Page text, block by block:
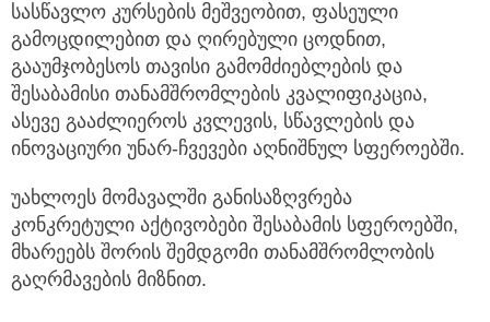
სასწავლო კურსების მეშვეობით, ფასეული
გამოცდილებით და ღირებული ცოდნით,
გააუმჯობესოს თავისი გამომძიებლების და
შესაბამისი თანამშრომლების კვალიფიკაცია,
ასევე გააძლიეროს კვლევის, სწავლების და
ინოვაციური უნარ-ჩვევები აღნიშნულ სფეროებში.
უახლოეს მომავალში განისაზღვრება
კონკრეტული აქტივობები შესაბამის სფეროებში,
მხარეებს შორის შემდგომი თანამშრომლობის
გაღრმავების მიზნით.